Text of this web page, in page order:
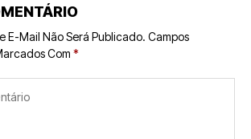
E-Mail Não Será Publicado. Campos
Com *